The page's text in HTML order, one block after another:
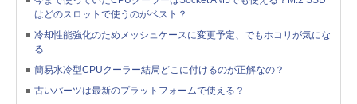
はどのスロットで使うのがベスト？
冷却性能強化のためメッシュケースに変更予定、でもホコリが気にな
る……
簡易水冷型CPUクーラー結局どこに付けるのが正解なの？
古いパーツは最新のプラットフォームで使える？